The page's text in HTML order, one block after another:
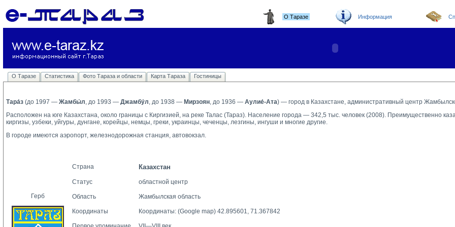
О Таразе Информация
О Таразе Статистика Фото Тараза и области Карта Тараза Гостиницы
Тара́з (до 1997 — Жамбы́л, до 1993 — Джамбу́л, до 1938 — Мирзоян, до 1936 — Аулие́-Ата) — город в Казахстане, административный центр
Расположен на юге Казахстана, около границы с Киргизией, на реке Талас (Тараз). Население города — 342,5 тыс. человек (2008). Преимущественно
киргизы, узбеки, уйгуры, дунгане, корейцы, немцы, греки, украинцы, чеченцы, лезгины, ингуши и многие другие.
В городе имеются аэропорт, железнодорожная станция, автовокзал.
Герб
Страна Казахстан
Статус областной центр
Область Жамбылская область
Координаты Координаты: (Google map) 42.895601, 71.367842